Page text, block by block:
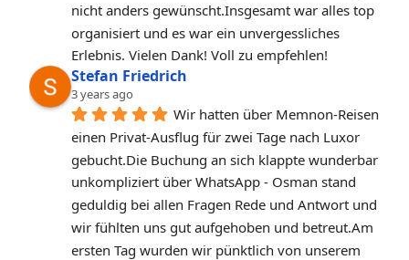
nicht anders gewünscht.Insgesamt war alles top
organisiert und es war ein unvergessliches
Erlebnis. Vielen Dank! Voll zu empfehlen!
Stefan Friedrich
3 years ago
Wir hatten über Memnon-Reisen
einen Privat-Ausflug für zwei Tage nach Luxor
gebucht.Die Buchung an sich klappte wunderbar
unkompliziert über WhatsApp - Osman stand
geduldig bei allen Fragen Rede und Antwort und
wir fühlten uns gut aufgehoben und betreut.Am
ersten Tag wurden wir pünktlich von unserem